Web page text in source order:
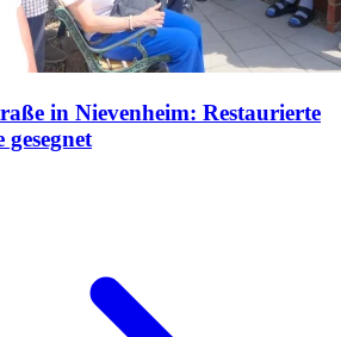
in Nievenheim: Restaurierte